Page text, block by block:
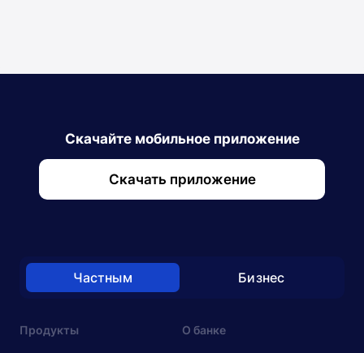
Скачайте мобильное приложение
Скачать приложение
Частным Бизнес
Продукты О банке